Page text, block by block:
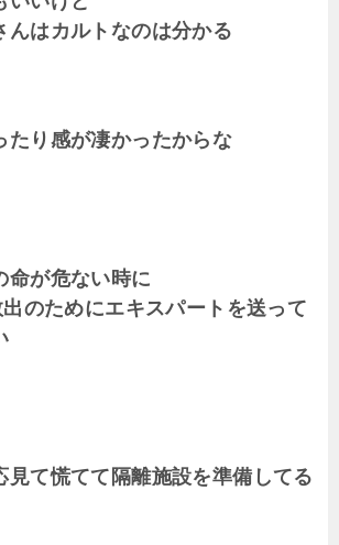
んはカルトなのは分かる
たり感が凄かったからな
命が危ない時に
のためにエキスパートを送って
見て慌てて隔離施設を準備してる